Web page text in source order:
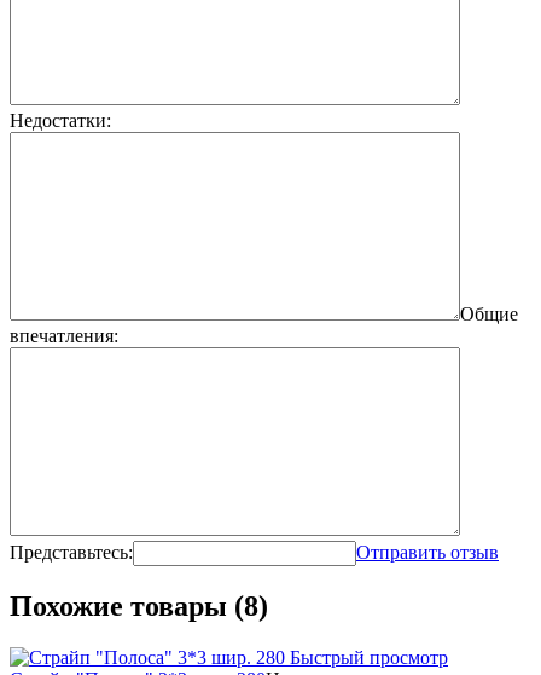
Недостатки:
Общие
впечатления:
Представьтесь: Отправить отзыв
Похожие товары (8)
Быстрый просмотр